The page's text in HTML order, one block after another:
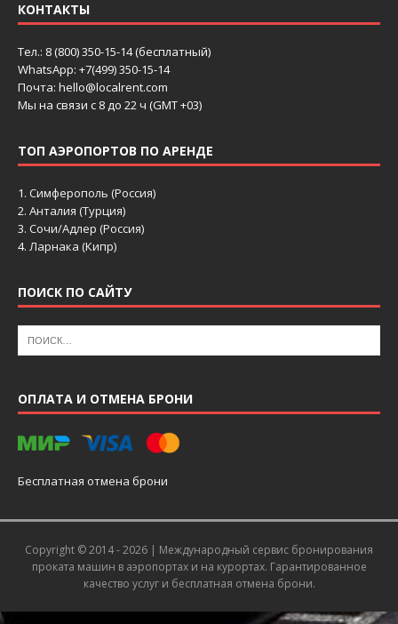
КОНТАКТЫ
Тел.: 8 (800) 350-15-14 (бесплатный)
WhatsApp: +7(499) 350-15-14
Почта: hello@localrent.com
Мы на связи с 8 до 22 ч (GMT +03)
ТОП АЭРОПОРТОВ ПО АРЕНДЕ
1. Симферополь (Россия)
2. Анталия (Турция)
3. Сочи/Адлер (Россия)
4. Ларнака (Кипр)
ПОИСК ПО САЙТУ
ОПЛАТА И ОТМЕНА БРОНИ
Бесплатная отмена брони
Copyright © 2014 - 2026 | Международный сервис бронирования
проката машин в аэропортах и на курортах. Гарантированное
качество услуг и бесплатная отмена брони.